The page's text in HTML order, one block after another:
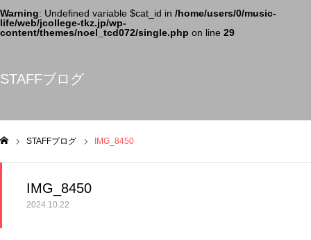
Warning: Undefined variable $cat_id in /home/users/0/music-
life/web/jcollege-tkz.jp/wp-
content/themes/noel_tcd072/single.php on line 29
STAFFブログ
STAFFブログ IMG_8450
IMG_8450
2024.10.22